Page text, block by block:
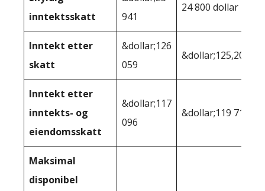
inntektsskatt
941
24 800 dollar
Inntekt etter
skatt
&dollar;126
059
&dollar;125,200
Inntekt etter
inntekts- og
eiendomsskatt
&dollar;117
096
&dollar;119 710
Maksimal
disponibel